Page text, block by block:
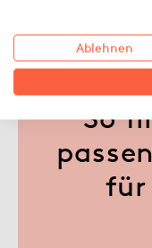
So
für
Ablehnen